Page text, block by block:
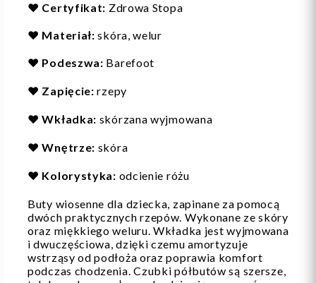
❤️ Certyfikat: Zdrowa Stopa
❤️ Materiał:skóra, welur
❤️ Podeszwa: Barefoot
❤️ Zapięcie: rzepy
❤️ Wkładka: skórzana wyjmowana
❤️ Wnętrze: skóra
❤️ Kolorystyka: odcienie różu
Buty wiosenne dla dziecka, zapinane za pomocą
dwóch praktycznych rzepów. Wykonane ze skóry
oraz miękkiego weluru. Wkładka jest wyjmowana
i dwuczęściowa, dzięki czemu amortyzuje
wstrząsy od podłoża oraz poprawia komfort
podczas chodzenia. Czubki półbutów są szersze,